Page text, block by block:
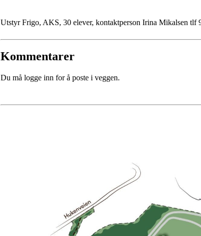
Utstyr Frigo, AKS, 30 elever, kontaktperson Irina Mikalsen tlf
Kommentarer
Du må logge inn for å poste i veggen.